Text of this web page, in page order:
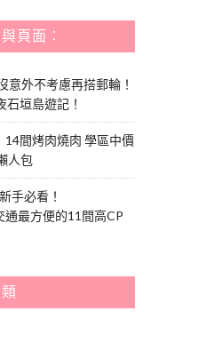
頁面︰
意外不考慮再搭郵輪！
垣島遊記！
14間烤肉燒肉 學區中價
人包
手必看！
通最方便的11間高CP